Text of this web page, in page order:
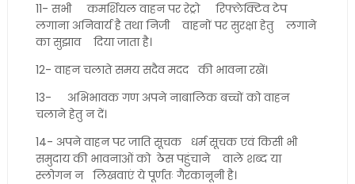
11- सभी कमर्शियल वाहन पर रेट्रो रिफ्लेक्टिव टेप
लगाना अनिवार्य है तथा निजी वाहनों पर सुरक्षा हेतु लगाने
का सुझाव दिया जाता है।
12- वाहन चलाते समय सदैव मदद की भावना रखें।
13- अभिभावक गण अपने नाबालिक बच्चों को वाहन
चलाने हेतु न दें।
14- अपने वाहन पर जाति सूचक धर्म सूचक एवं किसी भी
समुदाय की भावनाओं को ठेस पहुंचाने वाले शब्द या
स्लोगन न लिखवाएं ये पूर्णतः गैरकानूनी है।